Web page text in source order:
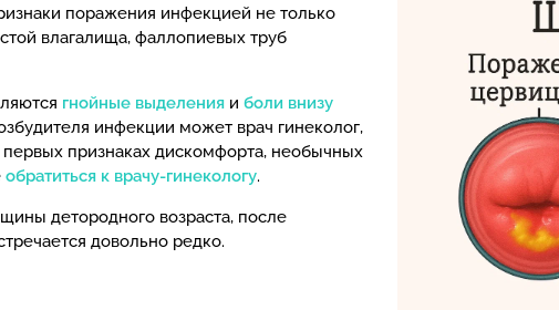
поражения инфекцией не только
влагалища, фаллопиевых труб
гнойные выделения и боли внизу
инфекции может врач гинеколог,
признаках дискомфорта, необычных
обратиться к врачу-гинекологу.
детородного возраста, после
довольно редко.